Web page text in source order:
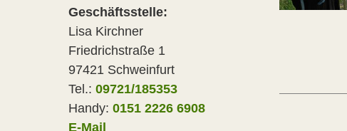
Geschäftsstelle:
Lisa Kirchner
Friedrichstraße 1
97421 Schweinfurt
Tel.: 09721/185353
Handy: 0151 2226 6908
E-Mail